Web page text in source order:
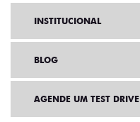
INSTITUCIONAL
BLOG
AGENDE UM TEST DRIVE